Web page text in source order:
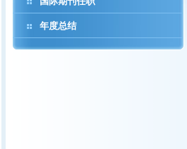
年度总结